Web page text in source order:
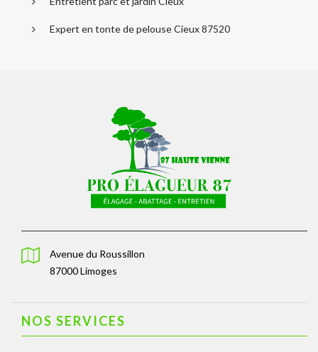
Expert en tonte de pelouse Cieux 87520
Avenue du Roussillon
87000 Limoges
NOS SERVICES